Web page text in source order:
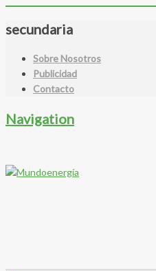
secundaria
Sobre Nosotros
Publicidad
Contacto
Navigation